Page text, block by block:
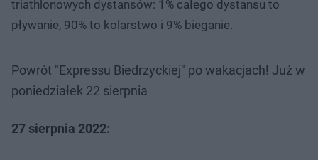
triathlonowych dystansów: 1% całego dystansu to
pływanie, 90% to kolarstwo i 9% bieganie.
Powrót "Expressu Biedrzyckiej" po wakacjach! Już w
poniedziałek 22 sierpnia
27 sierpnia 2022: